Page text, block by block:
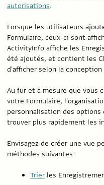
autorisations.
Lorsque les utilisateurs
Formulaire, ceux-ci sont
ActivityInfo affiche les
été ajoutés, et contient les
d'afficher selon la
Au fur et à mesure que vous
votre Formulaire,
personnalisation des options
trouver plus rapidement les
Envisagez de créer une vue
méthodes suivantes :
Trier les